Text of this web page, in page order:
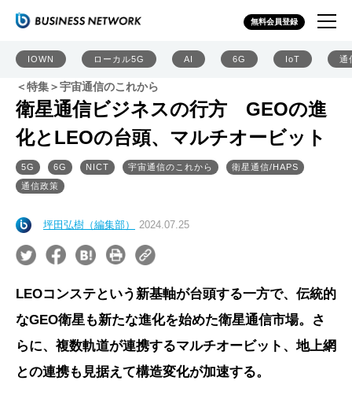
無料会員登録
IOWN ローカル5G AI 6G IoT 通
＜特集＞宇宙通信のこれから
衛星通信ビジネスの行方 GEOの進
化とLEOの台頭、マルチオービット
5G 6G NICT 宇宙通信のこれから
衛星通信/HAPS
通信政策
坪田弘樹（編集部） 2024.07.25
LEOコンステという新基軸が台頭する一方で、伝統的
なGEO衛星も新たな進化を始めた衛星通信市場。さ
らに、複数軌道が連携するマルチオービット、地上網
との連携も見据えて構造変化が加速する。